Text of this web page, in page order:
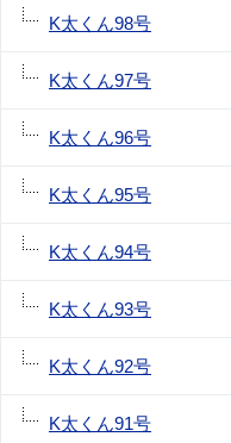
K太くん98号
K太くん97号
K太くん96号
K太くん95号
K太くん94号
K太くん93号
K太くん92号
K太くん91号